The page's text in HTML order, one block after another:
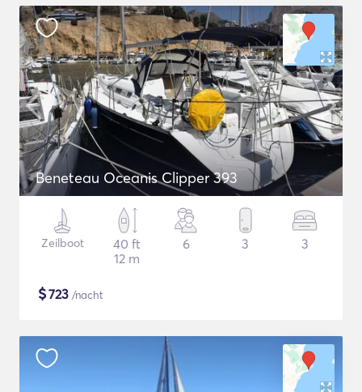
Beneteau Oceanis Clipper 393
Zeilboot
40 ft
12 m
6 3 3
$723 /nacht